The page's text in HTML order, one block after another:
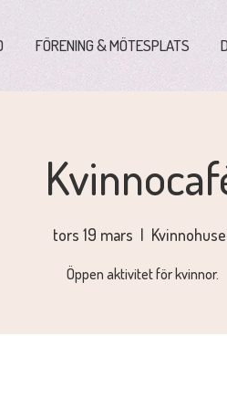
FÖRENING & MÖTESPLATS
tors 19 mars
  |
Öppen aktivitet för kvinnor.